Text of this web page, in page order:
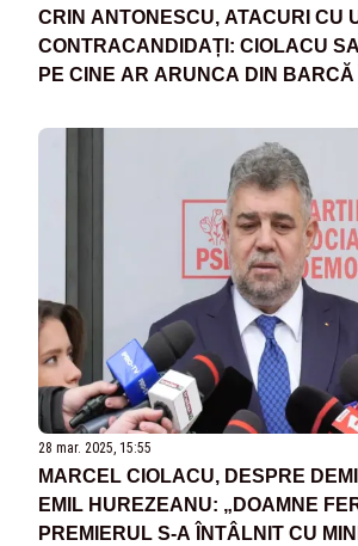
CRIN ANTONESCU, ATACURI CU
CONTRACANDIDAȚI: CIOLACU
PE CINE AR ARUNCA DIN
28 mar. 2025, 15:55
MARCEL CIOLACU, DESPRE
EMIL HUREZEANU: „DOAMNE
PREMIERUL S-A ÎNTÂLNIT CU